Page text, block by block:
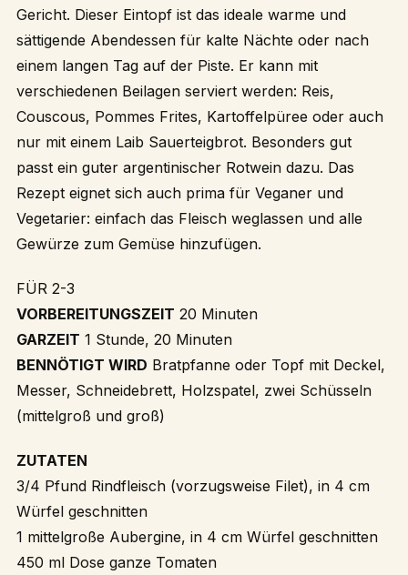
Gericht. Dieser Eintopf ist das ideale warme und
sättigende Abendessen für kalte Nächte oder nach
einem langen Tag auf der Piste. Er kann mit
verschiedenen Beilagen serviert werden: Reis,
Couscous, Pommes Frites, Kartoffelpüree oder auch
nur mit einem Laib Sauerteigbrot. Besonders gut
passt ein guter argentinischer Rotwein dazu. Das
Rezept eignet sich auch prima für Veganer und
Vegetarier: einfach das Fleisch weglassen und alle
Gewürze zum Gemüse hinzufügen.
FÜR 2-3
VORBEREITUNGSZEIT 20 Minuten
GARZEIT 1 Stunde, 20 Minuten
BENNÖTIGT WIRD Bratpfanne oder Topf mit Deckel,
Messer, Schneidebrett, Holzspatel, zwei Schüsseln
(mittelgroß und groß)
ZUTATEN
3/4 Pfund Rindfleisch (vorzugsweise Filet), in 4 cm
Würfel geschnitten
1 mittelgroße Aubergine, in 4 cm Würfel geschnitten
450 ml Dose ganze Tomaten